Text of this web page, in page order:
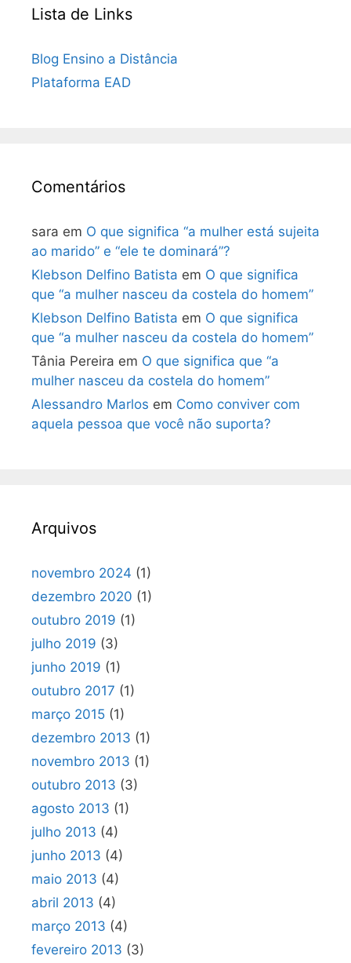
Lista de Links
Blog Ensino a Distância
Plataforma EAD
Comentários
sara em O que significa “a mulher está sujeita
ao marido” e “ele te dominará”?
Klebson Delfino Batista em O que significa
que “a mulher nasceu da costela do homem”
Klebson Delfino Batista em O que significa
que “a mulher nasceu da costela do homem”
Tânia Pereira em O que significa que “a
mulher nasceu da costela do homem”
Alessandro Marlos em Como conviver com
aquela pessoa que você não suporta?
Arquivos
novembro 2024 (1)
dezembro 2020 (1)
outubro 2019 (1)
julho 2019 (3)
junho 2019 (1)
outubro 2017 (1)
março 2015 (1)
dezembro 2013 (1)
novembro 2013 (1)
outubro 2013 (3)
agosto 2013 (1)
julho 2013 (4)
junho 2013 (4)
maio 2013 (4)
abril 2013 (4)
março 2013 (4)
fevereiro 2013 (3)